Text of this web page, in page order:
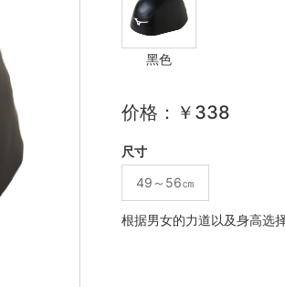
黑色
价格：￥338
尺寸
49～56㎝
根据男女的力道以及身高选